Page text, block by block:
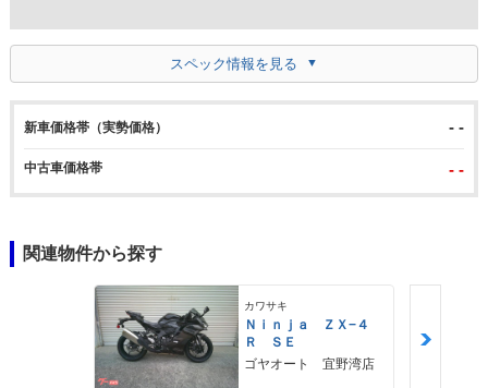
スペック情報を見る
新車価格帯（実勢価格） - -
中古車価格帯 - -
関連物件から探す
カワサキ
Ｎｉｎｊａ ＺＸ−４
Ｒ ＳＥ
ゴヤオート 宜野湾店